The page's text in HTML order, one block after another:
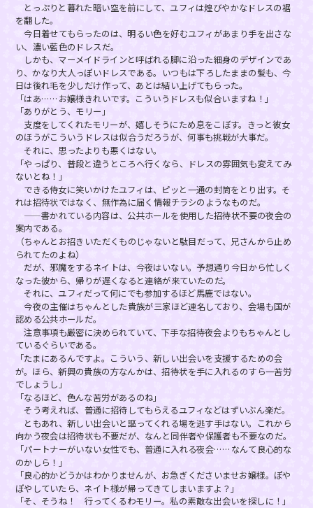
とっぷりと暮れた暗い空を前にして、ユフィは煌びやかなドレスの裾
を翻した。
今日着せてもらったのは、明るい色を好むユフィがあまり手を出さな
い、濃い藍色のドレスだ。
しかも、マーメイドラインと呼ばれる脚に沿った細身のデザインであ
り、かなり大人っぽいドレスである。いつもは下ろしたままの髪も、今
日は後れ毛を少しだけ作って、あとは結い上げてもらった。
「はあ……お嬢様きれいです。こういうドレスも似合いますね！」
「ありがとう、モリー」
支度をしてくれたモリーが、嬉しそうにため息をこぼす。きっと彼女
のほうがこういうドレスは似合うだろうが、何事も挑戦が大事だ。
それに、思ったよりも悪くはない。
「やっぱり、普段と違うところへ行くなら、ドレスの雰囲気も変えてみ
ないとね！」
できる侍女に笑いかけたユフィは、ピッと一通の封筒をとり出す。そ
れは招待状ではなく、無作為に届く情報チラシのようなものだ。
——書かれている内容は、公共ホールを使用した招待状不要の夜会の
案内である。
（ちゃんとお招きいただくものじゃないと駄目だって、兄さんから止め
られてたのよね）
だが、邪魔をするネイトは、今夜はいない。予想通り今日から忙しく
なった彼から、帰りが遅くなると連絡が来ていたのだ。
それに、ユフィだって何にでも参加するほど馬鹿ではない。
今夜の主催はちゃんとした貴族が三家ほど連名しており、会場も国が
認める公共ホールだ。
注意事項も厳密に決められていて、下手な招待夜会よりもちゃんとし
ているぐらいである。
「たまにあるんですよ。こういう、新しい出会いを支援するための会
が。ほら、新興の貴族の方なんかは、招待状を手に入れるのすら一苦労
でしょうし」
「なるほど、色んな苦労があるのね」
そう考えれば、普通に招待してもらえるユフィなどはずいぶん楽だ。
ともあれ、新しい出会いと謳ってくれる場を逃す手はない。これから
向かう夜会は招待状も不要だが、なんと同伴者や保護者も不要なのだ。
「パートナーがいない女性でも、普通に入れる夜会……なんて良心的な
のかしら！」
「良心的かどうかはわかりませんが、お急ぎくださいませお嬢様。ぽや
ぽやしていたら、ネイト様が帰ってきてしまいますよ？」
「そ、そうね！ 行ってくるわモリー。私の素敵な出会いを探しに！」